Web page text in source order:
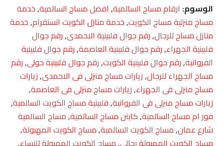
الوسوم: ارقام مساج السالمية, افضل مساج السالمية,خدمة
مساج منزلية مساج الكويت,خدمة منازل الكويت انستقرام,خدمة
منازل مساج للرجال,رقم جوال فلبينية الاحمدى,رقم جوال
فلبينية الجهراء,رقم جوال فلبينية العاصمة,رقم جوال فلبينية
الفروانية,رقم جوال فلبينية الكويت,رقم جوال فلبينية حولى,رقم
مساج الجهراء للرجال,زيارات مساج منزلى فى الاحمدى,زيارات
مساج منزلى فى الجهراء,زيارات مساج منزلى فى العاصمة,
زيارات مساج منزلى فى الفروانية,فلبينية مساج الكويت السالمية,
فور ام مساج السالمية,كابتن مساج السالمية,مساج السالمية
شارع عمان,مساج الكويت السالمية,مساج الكويت المهبولة,
مساج الكويت المهبولة رجالي,مساج الكويت المهبولة للنساء,